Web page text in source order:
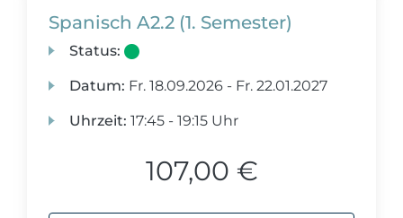
Spanisch A2.2 (1. Semester)
Status:
Datum: Fr. 18.09.2026 - Fr. 22.01.2027
Uhrzeit: 17:45 - 19:15 Uhr
107,00 €